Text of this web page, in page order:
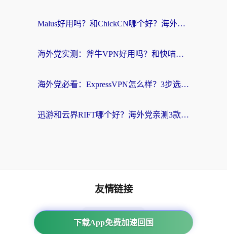
Malus好用吗？和ChickCN哪个好？海外党亲测：选对回国加速器，追剧游戏不卡顿
海外党实测：斧牛VPN好用吗？和快喵VPN对比哪个回国效果更好？附3款热门加速器深度分析
海外党必看：ExpressVPN怎么样？3步选对回国加速器，无缝刷国内剧玩手游
迅游和云界RIFT哪个好？海外党亲测3款回国加速器，教你无缝刷国内剧玩游戏
下载App免费加速回国
友情链接
海外回国加速器